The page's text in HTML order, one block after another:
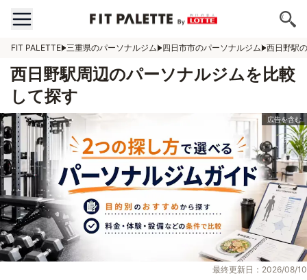
FIT PALETTE 三重県のパーソナルジム 四日市市のパーソナルジム 西日野駅
西日野駅周辺のパーソナルジムを比較
して探す
最終更新日：2026/08/10